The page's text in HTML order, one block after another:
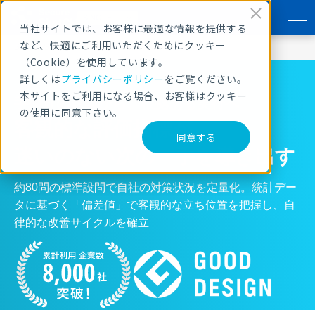
当社サイトでは、お客様に最適な情報を提供する
など、快適にご利用いただくためにクッキー
（Cookie）を使用しています。
詳しくはプライバシーポリシーをご覧ください。
本サイトをご利用になる場合、お客様はクッキー
の使用に同意下さい。
同意する
Secure SketCH TOP SINGLE
手探りの対策から、根拠ある実行へ
客観的な評価指標が、
迷いのない次の一手を導き出す
約80問の標準設問で自社の対策状況を定量化。統計デー
タに基づく「偏差値」で客観的な立ち位置を把握し、自
律的な改善サイクルを確立